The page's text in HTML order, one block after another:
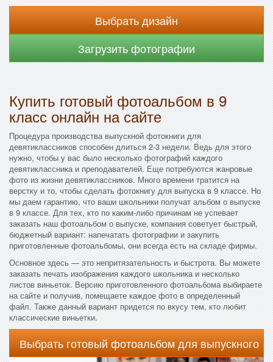
Выбрать дизайн
Загрузить фотографии
Купить готовый фотоальбом в 9
класс онлайн на сайте
Процедура производства выпускной фотокниги для
девятиклассников способен длиться 2-3 недели. Ведь для этого
нужно, чтобы у вас было несколько фотографий каждого
девятиклассника и преподавателей. Еще потребуются жанровые
фото из жизни девятиклассников. Много времени тратится на
верстку и то, чтобы сделать фотокнигу для выпуска в 9 классе. Но
мы даем гарантию, что ваши школьники получат альбом о выпуске
в 9 классе. Для тех, кто по каким-либо причинам не успевает
заказать наш фотоальбом о выпуске, компания советует быстрый,
бюджетный вариант: напечатать фотографии и закупить
приготовленные фотоальбомы, они всегда есть на складе фирмы.
Основное здесь — это непритязательность и быстрота. Вы можете
заказать печать изображения каждого школьника и несколько
листов виньеток. Версию приготовленного фотоальбома выбираете
на сайте и получив, помещаете каждое фото в определенный
файл. Также данный вариант придется по вкусу тем, кто любит
классические виньетки.
Выбрать готовый фотоальбом для выпускного